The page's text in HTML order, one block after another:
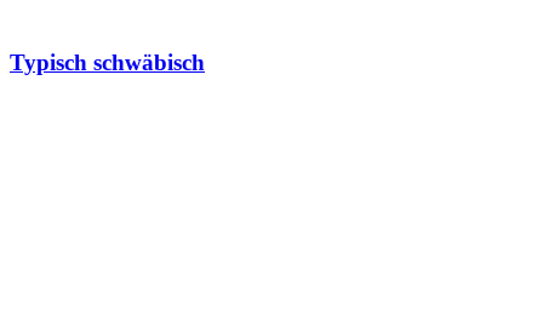
Typisch schwäbisch